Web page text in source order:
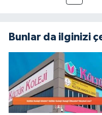
alanlarda
fayda
Bunlar da ilginizi